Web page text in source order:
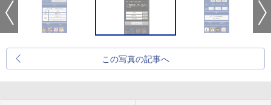
この写真の記事へ